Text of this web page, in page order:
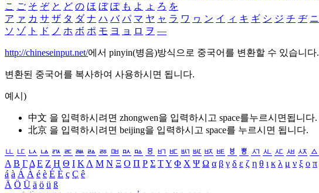
こ ご そ ぞ と ど の ほ ぼ ぽ も よ ょ ろ を
ア ァ カ サ ザ タ ダ ナ ハ バ パ マ ヤ ャ ラ ワ ヮ ン イ ィ キ ギ シ ジ チ ヂ ニ
ソ ゾ ト ド ノ ホ ボ ポ モ ヨ ョ ロ ヲ ―
http://chineseinput.net/에서 pinyin(병음)방식으로 중국어를 변환할 수 있습니다.
변환된 중국어를 복사하여 사용하시면 됩니다.
예시)
中文 을 입력하시려면 zhongwen을 입력하시고 space를누르시면됩니다.
北京 을 입력하시려면 beijing을 입력하시고 space를 누르시면 됩니다.
ㅥ ㅦ ㅧ ㅨ ㅩ ㅪ ㅫ ㅬ ㅭ ㅮ ㅯ ㅰ ㅱ ㅲ ㅳ ㅴ ㅵ ㅶ ㅷ ㅸ ㅹ ㅺ ㅻ ㅼ ㅽ ㅾ ㅿ
Α Β ΓΔ Ε Ζ Η Θ Ι ΚΛ Μ Ν Ξ Ο Π Ρ Σ ΤΥ Φ Χ Ψ Ω α β γ δ ε ζ η θ ι κ λ μ ν ξ ο π
á à Á À é è É È ç Ç ê
Ä Ö Ü ä ö ü ß